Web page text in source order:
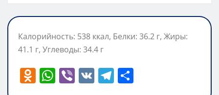
Калорийность: 538 ккал, Белки: 36.2 г, Жиры:
41.1 г, Углеводы: 34.4 г
O W Vi V T